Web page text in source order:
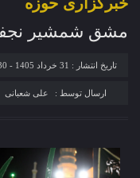
مشق شمشیر
تاریخ انتشار : 31 خرداد 1405 - 13:30
ارسال توسط : علی شعبانی